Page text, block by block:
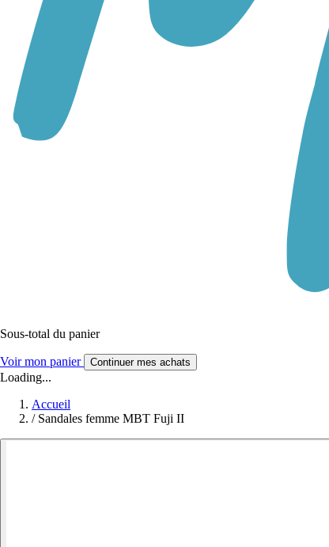
Sous-total du panier
Voir mon panier Continuer mes achats
Loading...
Accueil
/ Sandales femme MBT Fuji II